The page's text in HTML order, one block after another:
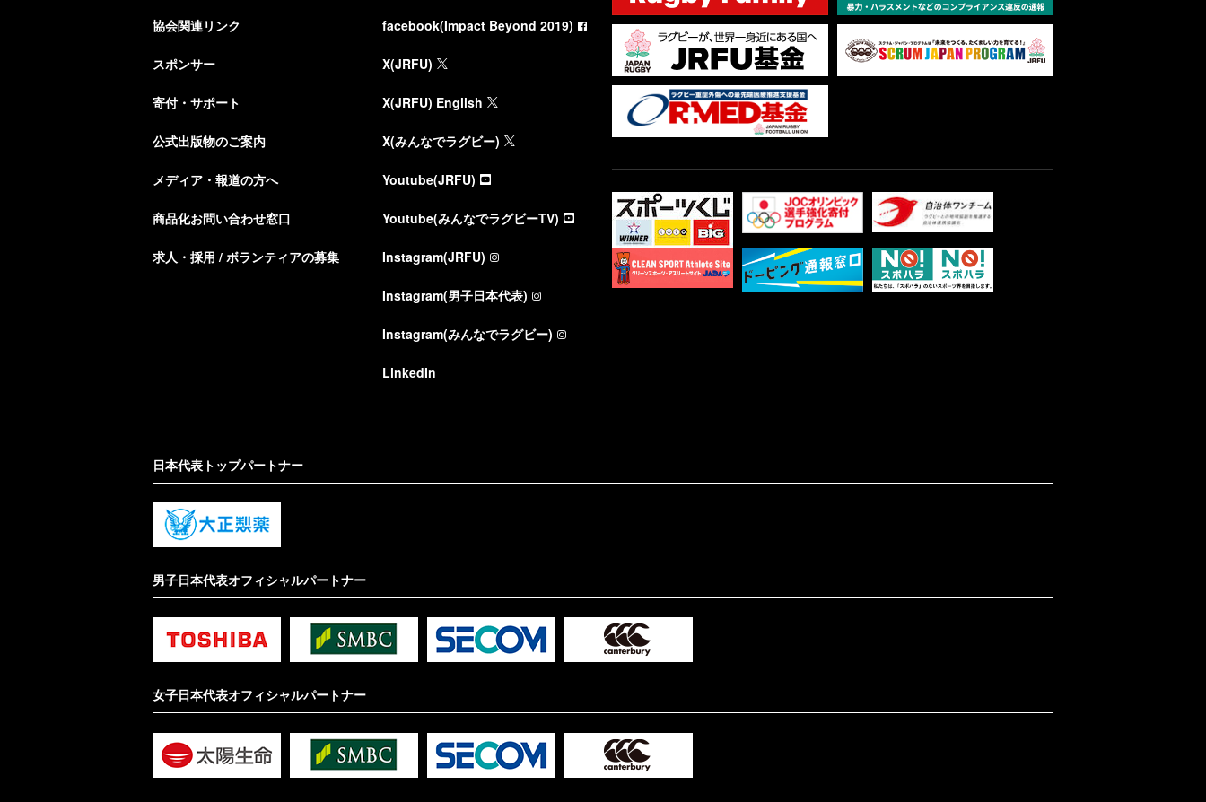
協会関連リンク
スポンサー
寄付・サポート
公式出版物のご案内
メディア・報道の方へ
商品化お問い合わせ窓口
求人・採用 / ボランティアの募集
facebook(Impact Beyond 2019)
X(JRFU)
X(JRFU) English
X(みんなでラグビー)
Youtube(JRFU)
Youtube(みんなでラグビーTV)
Instagram(JRFU)
Instagram(男子日本代表)
Instagram(みんなでラグビー)
LinkedIn
日本代表トップパートナー
男子日本代表オフィシャルパートナー
女子日本代表オフィシャルパートナー